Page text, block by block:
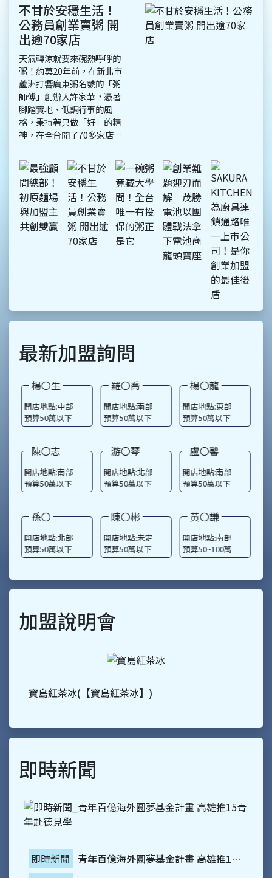
不甘於安穩生活！
公務員創業賣粥 開
出逾70家店
天氣轉涼就要來碗熱呼呼的
粥！約莫20年前，在新北市
蘆洲打響廣東粥名號的「粥
師傅」創辦人許家華，憑著
腳踏實地、低調行事的風
格，秉持著只做「好」的精
神，在全台開了70多家店，
調，不愛大肆宣傳，但是每
個顧客都知道粥師傅的好，
加盟主也都知道他是實實在
在做生意，就這樣闖出了好
口碑。許老闆有著人人稱羨
的公務員背景，在一成不變
的生活中，他卻積極尋找人
生的另一條路，喜愛美食、
粥的人並不多，他卻開創藍
粥、海寶粥、海蟹粥、御膳
粥等11種粥品打響名號，
最新加盟詢問
羅〇喬
開店地點:南部
預算50萬以下
楊〇龍
開店地點:東部
預算50萬以下
蔡〇芯
開店地點:北部
預算50萬以下
游〇琴
開店地點:北部
預算50萬以下
盧〇馨
開店地點:南部
預算50萬以下
林〇萱
開店地點:北部
預算50萬以下
陳〇彬
開店地點:未定
預算50萬以下
黃〇謙
開店地點:南部
預算50~100萬
詹〇如
開店地點:中部
預算50萬以下
加盟說明會
寶島紅茶冰(【寶島紅茶冰】)
即時新聞
即時新聞
青年百億海外圓夢基金計畫 高雄推15青年赴德見學